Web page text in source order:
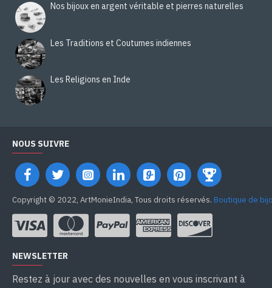
Nos bijoux en argent véritable et pierres naturelles
Les Traditions et Coutumes indiennes
Les Religions en Inde
NOUS SUIVRE
Copyright © 2022, ArtMonieIndia, Tous droits réservés. Boutique de
NEWSLETTER
Restez à jour avec des nouvelles en vous inscrivant à